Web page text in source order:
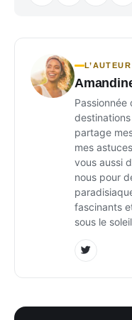
L’AUTEUR
partage
mes
vous aussi
nous pour
fascinants
sous le